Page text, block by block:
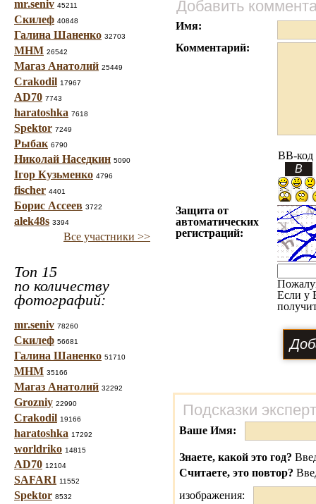
mr.seniv 45211
Скилеф 40848
Галина Шаненко 32703
МНМ 26542
Магаз Анатолий 25449
Crakodil 17967
AD70 7743
haratoshka 7618
Spektor 7249
Рыбак 6790
Николай Наседкин 5090
Ігор Кузьменко 4796
fischer 4401
Борис Ассеев 3722
alek48s 3394
Все участники >>
Топ 15
по количеству
фотографий:
mr.seniv 78260
Скилеф 56681
Галина Шаненко 51710
МНМ 35166
Магаз Анатолий 32292
Grozniy 22990
Crakodil 19166
haratoshka 17292
worldriko 14815
AD70 12104
SAFARI 11552
Spektor 8532
Добавить
Имя:
Комментарий:
BB-код
Защита от
автоматических
регистраций:
Если у
Подсказки
Ваше Имя:
Знаете, какой это год?
Считаете, это повтор?
изображения: